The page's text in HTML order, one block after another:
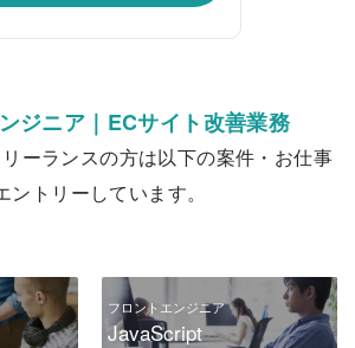
ジニア｜ECサイト改善業務
ーランスの方は以下の案件・お仕事
ントリーしています。
フロントエンジニア
JavaScript